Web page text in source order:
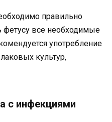
правильно
фетусу все необходимые
употребление
культур,
с инфекциями